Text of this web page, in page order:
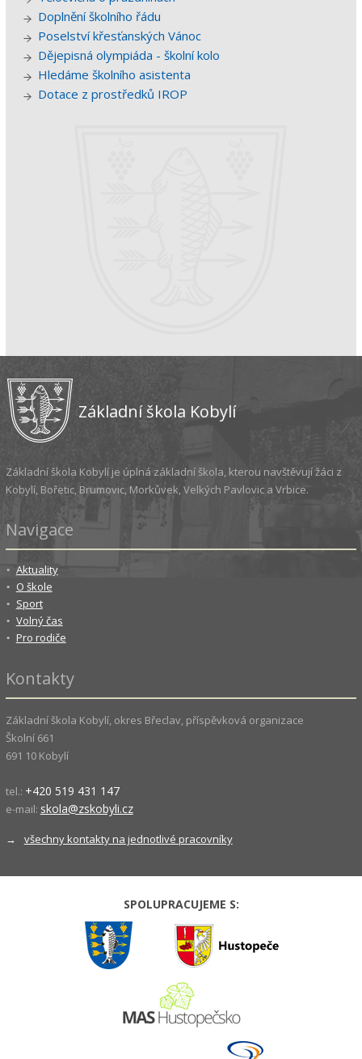
Doplnění školního řádu
Poselství křesťanských Vánoc
Dějepisná olympiáda - školní kolo
Hledáme školního asistenta
Dotace z prostředků IROP
Základní škola Kobylí
Základní škola Kobylí je úplná základní škola, kterou navštěvují žáci z
Kobylí, Bořetic, Brumovic, Morkůvek, Velkých Pavlovic a Vrbice.
Navigace
Aktuality
O škole
Sport
Volný čas
Pro rodiče
Kontakty
Základní škola Kobylí, okres Břeclav, příspěvková organizace
Školní 661
691 10 Kobylí
tel.: +420 519 431 147
e-mail: skola@zskobyli.cz
→ všechny kontakty na jednotlivé pracovníky
SPOLUPRACUJEME S: